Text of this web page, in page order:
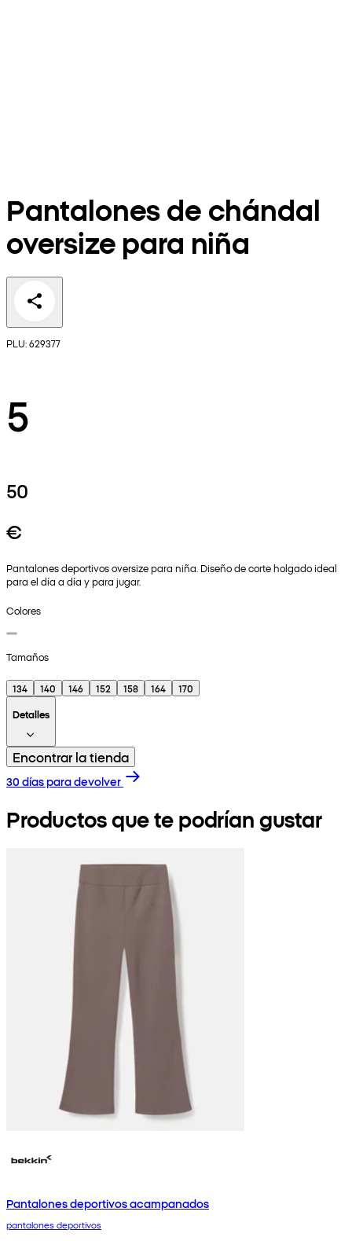
Pantalones de chándal
oversize para niña
PLU: 629377
5
50
€
Pantalones deportivos oversize para niña. Diseño de corte holgado ideal
para el día a día y para jugar.
Colores
Tamaños
134 140 146 152 158 164
170
Detalles
Encontrar la tienda
30 días para devolver
Productos que te podrían gustar
Pantalones deportivos acampanados
pantalones deportivos